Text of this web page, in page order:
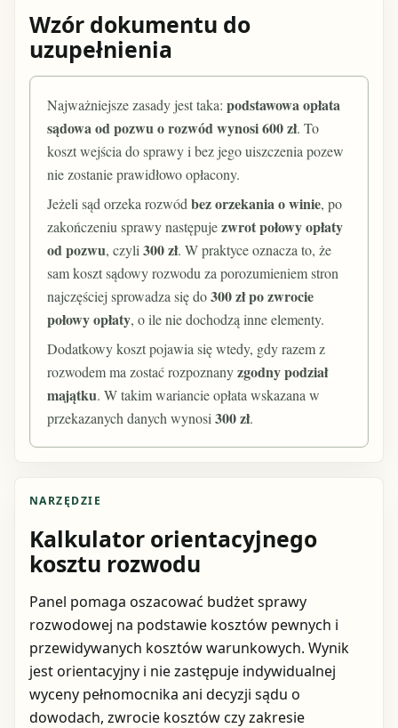
Wzór dokumentu do
uzupełnienia
Najważniejsze zasady jest taka:podstawowa opłata
sądowa od pozwu o rozwód wynosi 600 zł. To
koszt wejścia do sprawy i bez jego uiszczenia pozew
nie zostanie prawidłowo opłacony.
Jeżeli sąd orzeka rozwódbez orzekania o winie, po
zakończeniu sprawy następujezwrot połowy opłaty
od pozwu, czyli300 zł. W praktyce oznacza to, że
sam koszt sądowy rozwodu za porozumieniem stron
najczęściej sprowadza się do300 zł po zwrocie
połowy opłaty, o ile nie dochodzą inne elementy.
Dodatkowy koszt pojawia się wtedy, gdy razem z
rozwodem ma zostać rozpoznanyzgodny podział
majątku. W takim wariancie opłata wskazana w
przekazanych danych wynosi300 zł.
NARZĘDZIE
Kalkulator orientacyjnego
kosztu rozwodu
Panel pomaga oszacować budżet sprawy
rozwodowej na podstawie kosztów pewnych i
przewidywanych kosztów warunkowych. Wynik
jest orientacyjny i nie zastępuje indywidualnej
wyceny pełnomocnika ani decyzji sądu o
dowodach, zwrocie kosztów czy zakresie